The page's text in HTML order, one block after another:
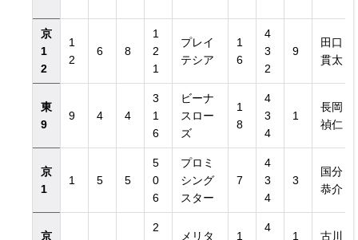
京
1
2
1
2
6 8
1
2
1
プレイ
テシア
1
6
4
3
2
9
田口
貫太
東
9
9 4 4
3
1
6
ビーナ
スロー
ズ
1
8
4
3
4
1
長岡
禎仁
京
1
1 5 5
5
0
6
プロミ
シング
スター
7
4
3
4
3
国分
恭介
京
2
メリタ 1
4
1 古川